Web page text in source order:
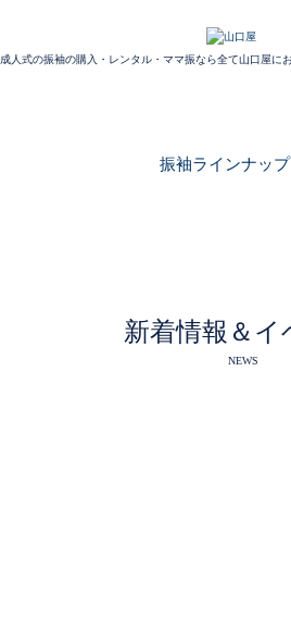
成人式の振袖の購入・レンタル・ママ振なら全て山口屋に
振袖ラインナップ
新着情報＆イ
NEWS